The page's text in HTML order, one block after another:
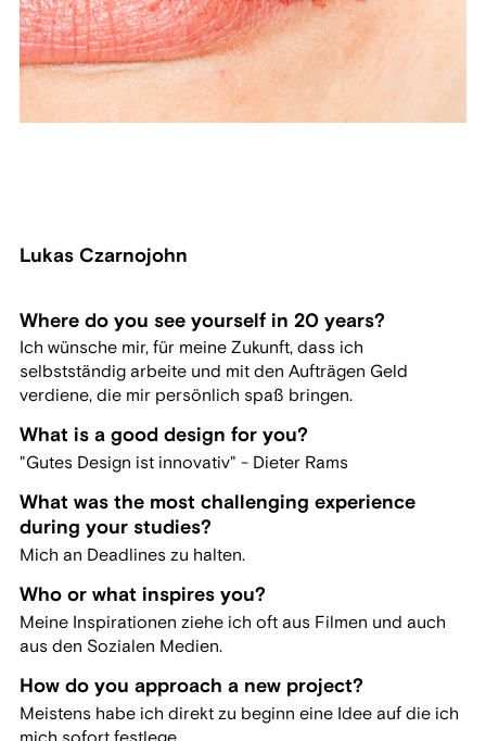
Lukas Czarnojohn
Where do you see yourself in 20 years?
Ich wünsche mir, für meine Zukunft, dass ich
selbstständig arbeite und mit den Aufträgen Geld
verdiene, die mir persönlich spaß bringen.
What is a good design for you?
"Gutes Design ist innovativ" - Dieter Rams
What was the most challenging experience
during your studies?
Mich an Deadlines zu halten.
Who or what inspires you?
Meine Inspirationen ziehe ich oft aus Filmen und auch
aus den Sozialen Medien.
How do you approach a new project?
Meistens habe ich direkt zu beginn eine Idee auf die ich